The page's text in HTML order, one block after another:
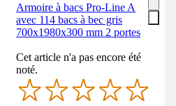
Armoire à bacs Pro-Line A
avec 114 bacs à bec gris
700x1980x300 mm 2 portes
Cet article n'a pas encore été
noté.